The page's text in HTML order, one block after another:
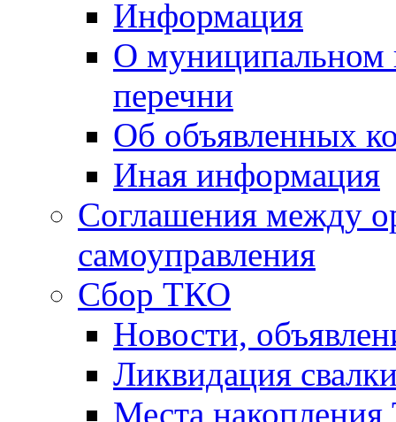
Информация
О муниципальном
перечни
Об объявленных
Иная информация
Соглашения между
самоуправления
Сбор ТКО
Новости,
Ликвидация
Места